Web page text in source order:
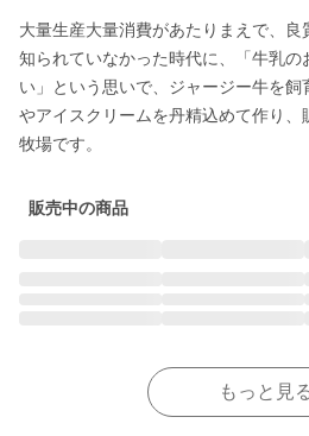
大量生産大量消費があたりまえで、良
知られていなかった時代に、「牛乳の
い」という思いで、ジャージー牛を
やアイスクリームを丹精込めて作り、
販売中の商品
もっと見